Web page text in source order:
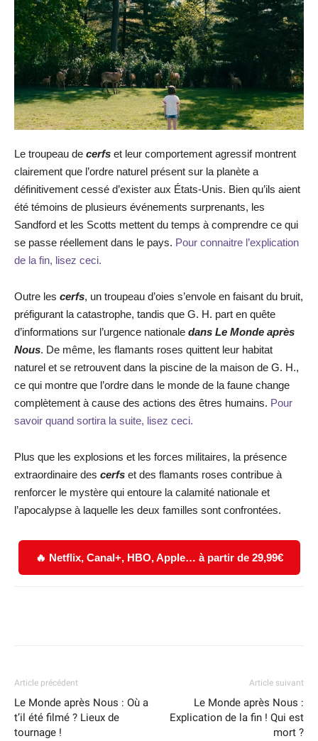
Le troupeau de cerfs et leur comportement agressif montrent
clairement que l’ordre naturel présent sur la planète a
définitivement cessé d’exister aux États-Unis. Bien qu’ils aient
été témoins de plusieurs événements surprenants, les
Sandford et les Scotts mettent du temps à comprendre ce qui
se passe réellement dans le pays. Pour connaitre l’explication
de la fin, lisez ceci.
Outre les cerfs, un troupeau d’oies s’envole en faisant du bruit,
préfigurant la catastrophe, tandis que G. H. part en quête
d’informations sur l’urgence nationale dans Le Monde après
Nous. De même, les flamants roses quittent leur habitat
naturel et se retrouvent dans la piscine de la maison de G. H.,
ce qui montre que l’ordre dans le monde de la faune change
complètement à cause des actions des êtres humains. Pour
savoir quand sortira la suite, lisez ceci.
Plus que les explosions et les forces militaires, la présence
extraordinaire des cerfs et des flamants roses contribue à
renforcer le mystère qui entoure la calamité nationale et
l’apocalypse à laquelle les deux familles sont confrontées.
🔥 Netflix, Canal+, HBO, Apple… à partir de 29,99€
Article précédent
Le Monde après Nous : Où a
t’il été filmé ? Lieux de
tournage !
Article suivant
Le Monde après Nous :
Explication de la fin ! Qui est
mort ?